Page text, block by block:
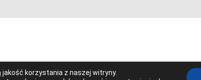
korzystania z naszej witryny.